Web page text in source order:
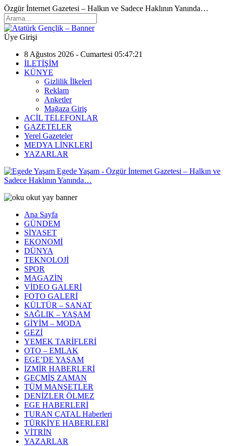
Özgür İnternet Gazetesi – Halkın ve Sadece Haklının Yanında…
Üye Girişi
8 Ağustos 2026 - Cumartesi 05:47:21
İLETİŞİM
KÜNYE
Gizlilik İlkeleri
Reklam
Anketler
Mağaza Giriş
ACİL TELEFONLAR
GAZETELER
Yerel Gazeteler
MEDYA LİNKLERİ
YAZARLAR
Egede Yaşam - Özgür İnternet Gazetesi – Halkın ve
Sadece Haklının Yanında…
Ana Sayfa
GÜNDEM
SİYASET
EKONOMİ
DÜNYA
TEKNOLOJİ
SPOR
MAGAZİN
VİDEO GALERİ
FOTO GALERİ
KÜLTÜR – SANAT
SAĞLIK – YAŞAM
GİYİM – MODA
GEZİ
YEMEK TARİFLERİ
OTO – EMLAK
EGE’DE YAŞAM
İZMİR HABERLERİ
GEÇMİŞ ZAMAN
TÜM MANŞETLER
DENİZLER ÖLMEZ
EGE HABERLERİ
TURAN ÇATAL Haberleri
TÜRKİYE HABERLERİ
VİTRİN
YAZARLAR